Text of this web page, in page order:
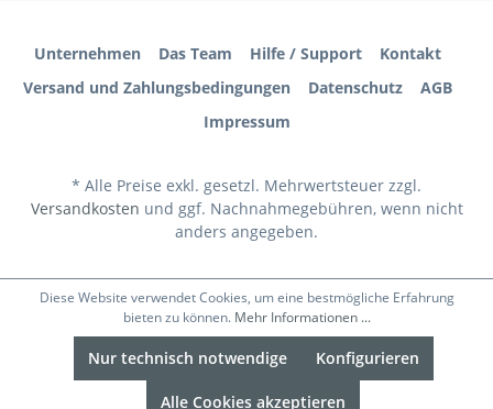
Unternehmen Das Team Hilfe / Support
Kontakt
Versand und Zahlungsbedingungen
Datenschutz
AGB
Impressum
* Alle Preise exkl. gesetzl. Mehrwertsteuer zzgl.
Versandkosten und ggf. Nachnahmegebühren, wenn nicht
anders angegeben.
Diese Website verwendet Cookies, um eine bestmögliche Erfahrung
bieten zu können. Mehr Informationen ...
Nur technisch notwendige Konfigurieren
Alle Cookies akzeptieren